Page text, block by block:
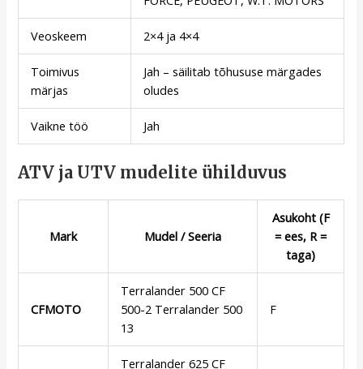
Veoskeem 2×4 ja 4×4
Toimivus
märjas
Jah – säilitab tõhususe märgades
oludes
Vaikne töö Jah
ATV ja UTV mudelite ühilduvus
Mark Mudel / Seeria
Asukoht (F
= ees, R =
taga)
CFMOTO
Terralander 500 CF
500-2 Terralander 500
13
F
Terralander 625 CF